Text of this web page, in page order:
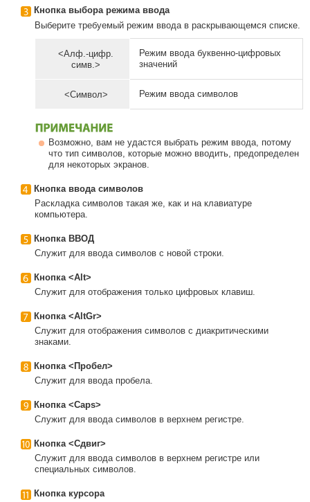
Кнопка выбора режима ввода
Выберите требуемый режим ввода в раскрывающемся списке.
<Алф.-цифр.
симв.>
Режим ввода буквенно-цифровых
значений
<Символ> Режим ввода символов
Возможно, вам не удастся выбрать режим ввода, потому
что тип символов, которые можно вводить, предопределен
для некоторых экранов.
Кнопка ввода символов
Раскладка символов такая же, как и на клавиатуре
компьютера.
Кнопка ВВОД
Служит для ввода символов с новой строки.
Кнопка <Alt>
Служит для отображения только цифровых клавиш.
Кнопка <AltGr>
Служит для отображения символов с диакритическими
знаками.
Кнопка <Пробел>
Служит для ввода пробела.
Кнопка <Caps>
Служит для ввода символов в верхнем регистре.
Кнопка <Сдвиг>
Служит для ввода символов в верхнем регистре или
специальных символов.
Кнопка курсора